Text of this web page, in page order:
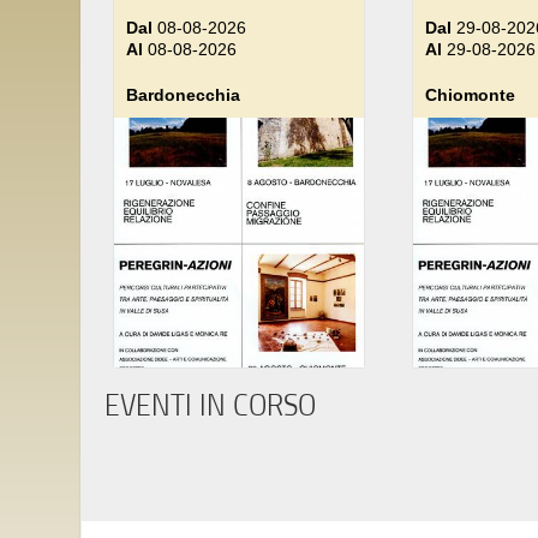
Dal 08-08-2026
Al 08-08-2026
Bardonecchia
Dal 29-08-
Al 29-08-2026
Chiomonte
EVENTI IN CORSO